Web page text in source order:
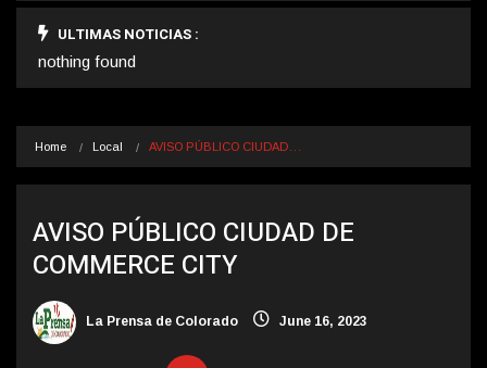
ULTIMAS NOTICIAS :
nothing found
Home Local AVISO PÚBLICO CIUDAD…
AVISO PÚBLICO CIUDAD DE
COMMERCE CITY
La Prensa de Colorado June 16, 2023